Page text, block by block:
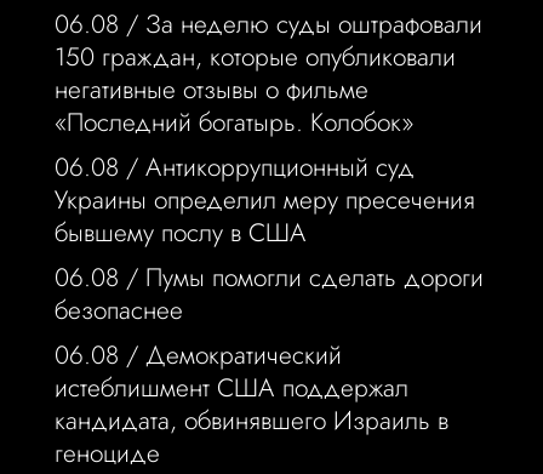
06.08 / За неделю суды оштрафовали
150 граждан, которые опубликовали
негативные отзывы о фильме
«Последний богатырь. Колобок»
06.08 / Антикоррупционный суд
Украины определил меру пресечения
бывшему послу в США
06.08 / Пумы помогли сделать дороги
безопаснее
06.08 / Демократический
истеблишмент США поддержал
кандидата, обвинявшего Израиль в
геноциде